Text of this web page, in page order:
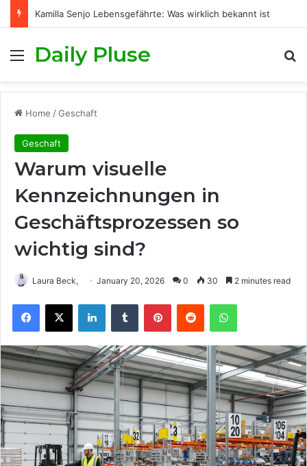
Kamilla Senjo Lebensgefährte: Was wirklich bekannt ist
Menu
Daily Pluse
Home /Geschaft
Geschaft
Warum visuelle
Kennzeichnungen in
Geschäftsprozessen so
wichtig sind?
Laura Beck, January 20, 2026 0 30 2 minutes read